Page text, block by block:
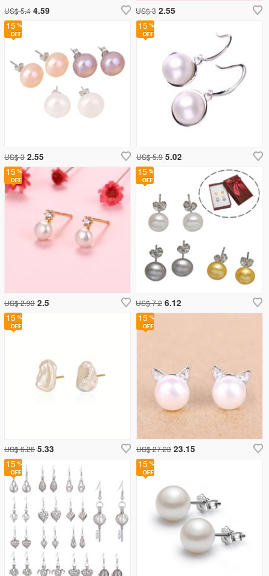
15 15
15
US$ 6.26 5.33
US$ 3 2.55
15
US$ 2.93 2.5
15
US$ 3 2.55
US$ 5.4 4.59
15
US$ 7.2 6.12
15
US$ 27.23 23.15
15
US$ 5.9 5.02